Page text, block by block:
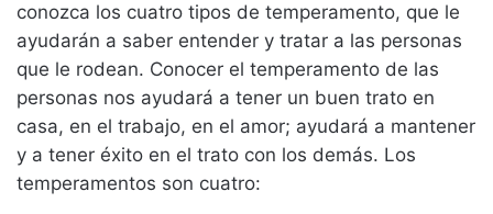
conozca los cuatro tipos de temperamento, que le
ayudarán a saber entender y tratar a las personas
que le rodean. Conocer el temperamento de las
personas nos ayudará a tener un buen trato en
casa, en el trabajo, en el amor; ayudará a mantener
y a tener éxito en el trato con los demás. Los
temperamentos son cuatro: